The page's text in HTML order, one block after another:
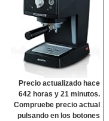
Precio actualizado hace
642 horas y 21 minutos.
Compruebe precio actual
pulsando en los botones